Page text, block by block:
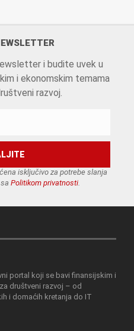
i budite uvek u
i ekonomskim temama
razvoj.
isključivo za potrebe slanja
Politikom privatnosti.
portal koji se bavi finansijskim i
društveni razvoj – od
i domaćih kretanja do IT